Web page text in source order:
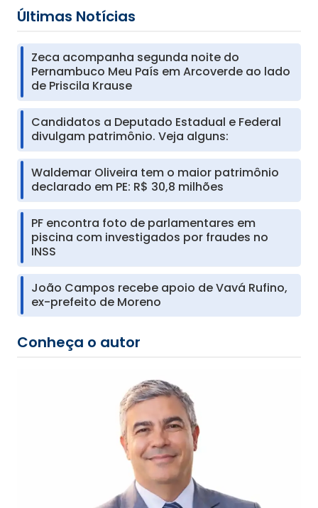
Últimas Notícias
Zeca acompanha segunda noite do
Pernambuco Meu País em Arcoverde ao lado
de Priscila Krause
Candidatos a Deputado Estadual e Federal
divulgam patrimônio. Veja alguns:
Waldemar Oliveira tem o maior patrimônio
declarado em PE: R$ 30,8 milhões
PF encontra foto de parlamentares em
piscina com investigados por fraudes no
INSS
João Campos recebe apoio de Vavá Rufino,
ex-prefeito de Moreno
Conheça o autor